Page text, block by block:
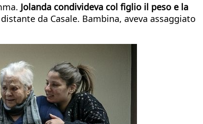
Jolanda condivideva col figlio il peso e la
da Casale. Bambina, aveva assaggiato